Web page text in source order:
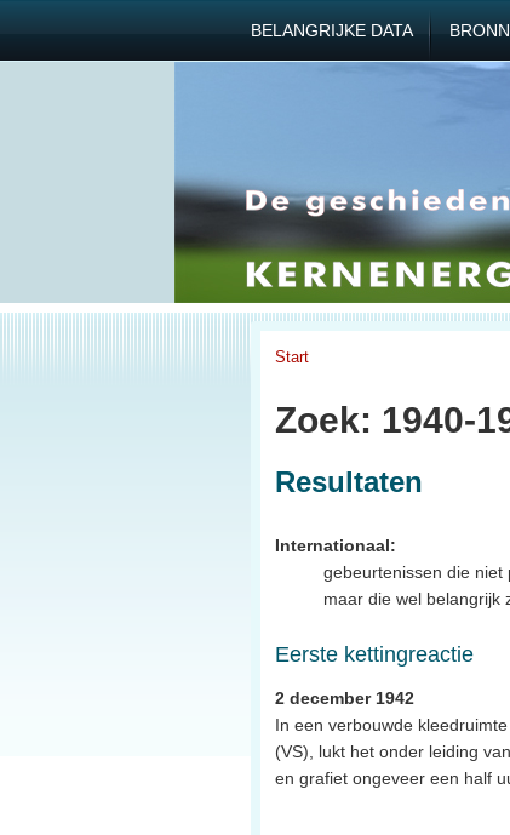
BELANGRIJKE DATA
Start
Zoek: 1940-
Resultaten
Internationaal:
gebeurtenissen die niet
maar die wel belangrijk
Eerste kettingreactie
2 december 1942
In een verbouwde
(VS), lukt het onder leiding
en grafiet ongeveer een half